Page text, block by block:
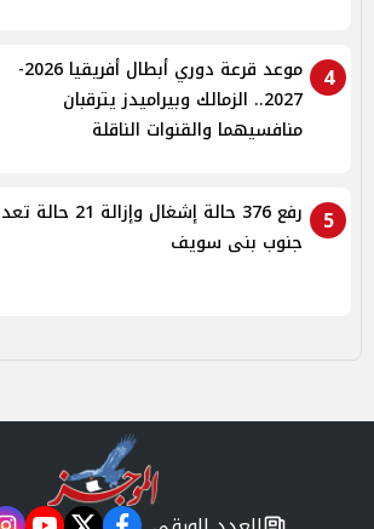
4
موعد قرعة دوري أبطال أفريقيا 2026-
2027.. الزمالك وبيراميدز يترقبان
منافسيهما والقنوات الناقلة
5
رفع 376 حالة إشغال وإزالة 21 حالة تعد
جنوب بنى سويف